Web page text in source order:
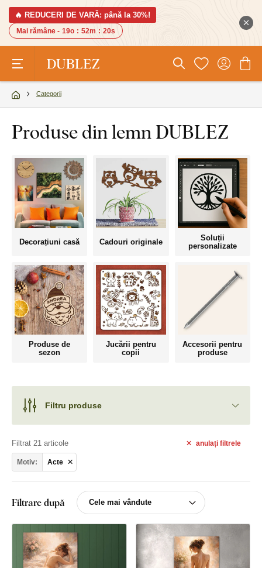
🔥 REDUCERI DE VARĂ: până la 30%!
Mai rămâne - 19o : 52m : 19s
Categorii
Produse din lemn DUBLEZ
Decorațiuni casă Cadouri originale
Soluții
personalizate
Produse de
sezon
Jucării pentru
copii
Accesorii pentru
produse
Filtru produse
anulați filtrele
Filtrat 21 articole
Motiv: Acte
Filtrare după